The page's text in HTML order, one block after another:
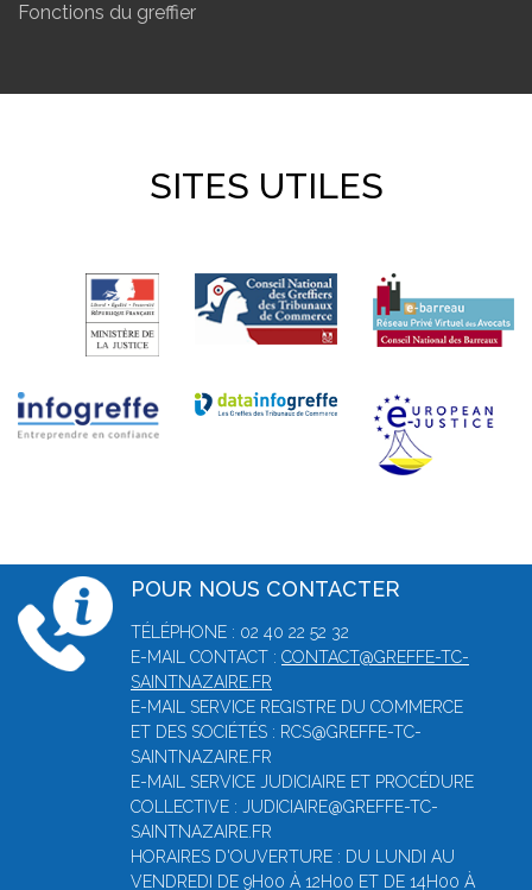
Fonctions du greffier
SITES UTILES
POUR NOUS CONTACTER
TÉLÉPHONE : 02 40 22 52 32
E-MAIL CONTACT : CONTACT@GREFFE-TC-
SAINTNAZAIRE.FR
E-MAIL SERVICE REGISTRE DU COMMERCE
ET DES SOCIÉTÉS : RCS@GREFFE-TC-
SAINTNAZAIRE.FR
E-MAIL SERVICE JUDICIAIRE ET PROCÉDURE
COLLECTIVE : JUDICIAIRE@GREFFE-TC-
SAINTNAZAIRE.FR
HORAIRES D'OUVERTURE : DU LUNDI AU
VENDREDI DE 9H00 À 12H00 ET DE 14H00 À